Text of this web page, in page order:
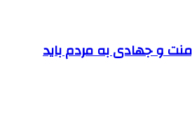
و جهادی به مردم باید